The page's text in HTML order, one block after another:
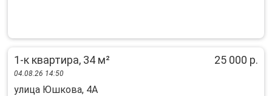
1-к квартира, 34 м² 25 000 р.
04.08.26 14:50
улица Юшкова, 4А